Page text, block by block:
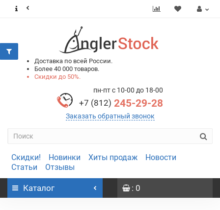
Доставка по всей России.
Более 40 000 товаров.
Скидки до 50%.
пн-пт с 10-00 до 18-00
+7 (812) 245-29-28
Заказать обратный звонок
Скидки! Новинки Хиты продаж
Новости
Статьи
Отзывы
Каталог : 0